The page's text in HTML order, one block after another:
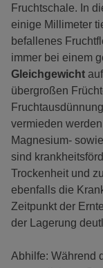
Fruchtschale. In
einige Millimeter
befallenes
immer bei einem
Gleichgewicht
übergroßen
vermieden
Magnesium-
sind
Trockenheit und
ebenfalls die
Zeitpunkt der
der Lagerung
Abhilfe: Während